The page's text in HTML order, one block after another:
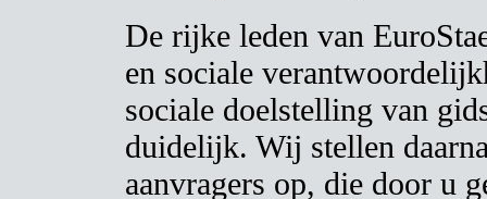
De rijke leden van
en sociale
sociale doelstelling van
duidelijk. Wij stellen
aanvragers op, die door u